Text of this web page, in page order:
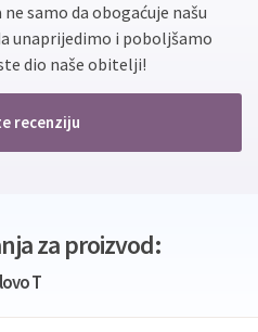
samo da obogaćuje našu
unaprijedimo i poboljšamo
dio naše obitelji!
recenziju
za proizvod:
T